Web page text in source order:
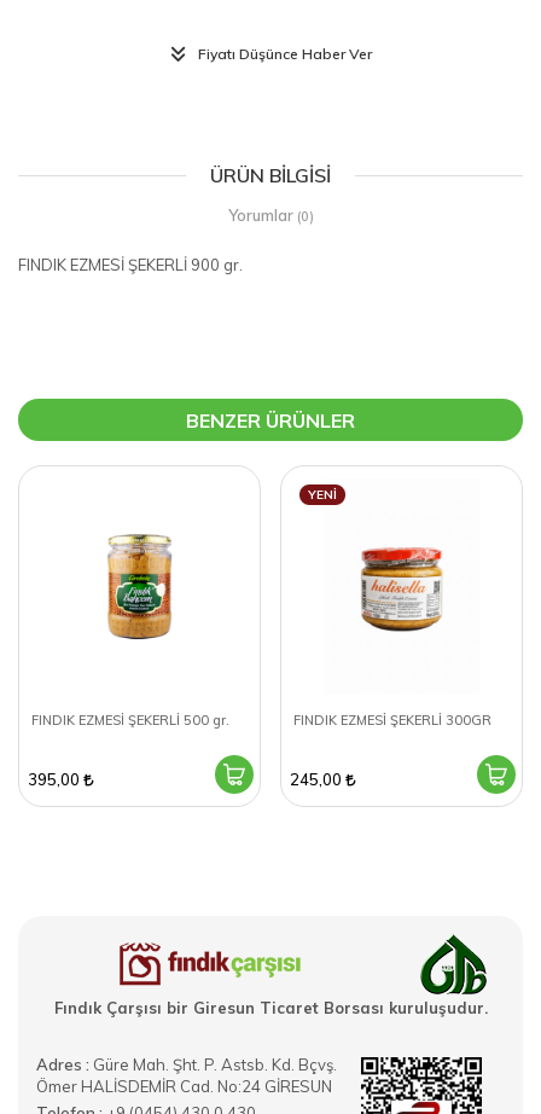
Fiyatı Düşünce Haber Ver
ÜRÜN BILGISI
Yorumlar (0)
FINDIK EZMESİ ŞEKERLİ 900 gr.
BENZER ÜRÜNLER
FINDIK EZMESİ ŞEKERLİ 500 gr.
395,00
FINDIK EZMESİ ŞEKERLİ 300GR
245,00
YENI
Fındık Çarşısı bir Giresun Ticaret Borsası kuruluşudur.
Adres : Güre Mah. Şht. P. Astsb. Kd. Bçvş.
Ömer HALİSDEMİR Cad. No:24 GİRESUN